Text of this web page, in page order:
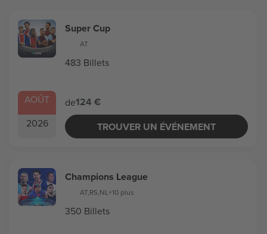
AOÛT
2026
Super Cup
AT
483 Billets
de124 €
TROUVER UN ÉVÉNEMENT
Champions League
AT,RS,NL+10 plus
350 Billets